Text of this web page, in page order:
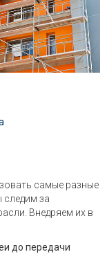
самые разные
за
Внедряем их в
до передачи